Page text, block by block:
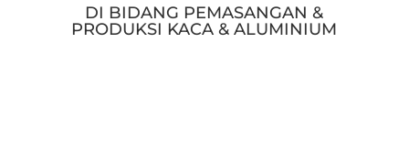
DI BIDANG PEMASANGAN &
PRODUKSI KACA & ALUMINIUM